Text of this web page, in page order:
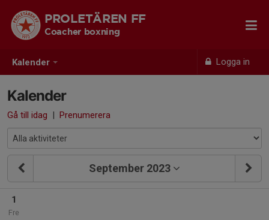
Kalender Logga in
PROLETÄREN FF
Coacher boxning
Kalender
Gå till idag | Prenumerera
September 2023
1
Fre